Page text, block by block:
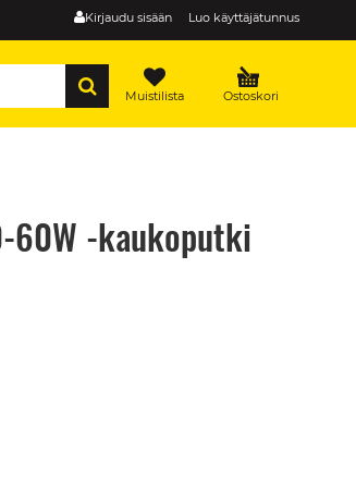
Kirjaudu sisään Luo käyttäjätunnus
Ostoskori
Muistilista
60W -kaukoputki